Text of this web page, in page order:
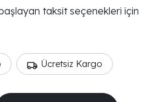
taksit seçenekleri için
Ücretsiz Kargo